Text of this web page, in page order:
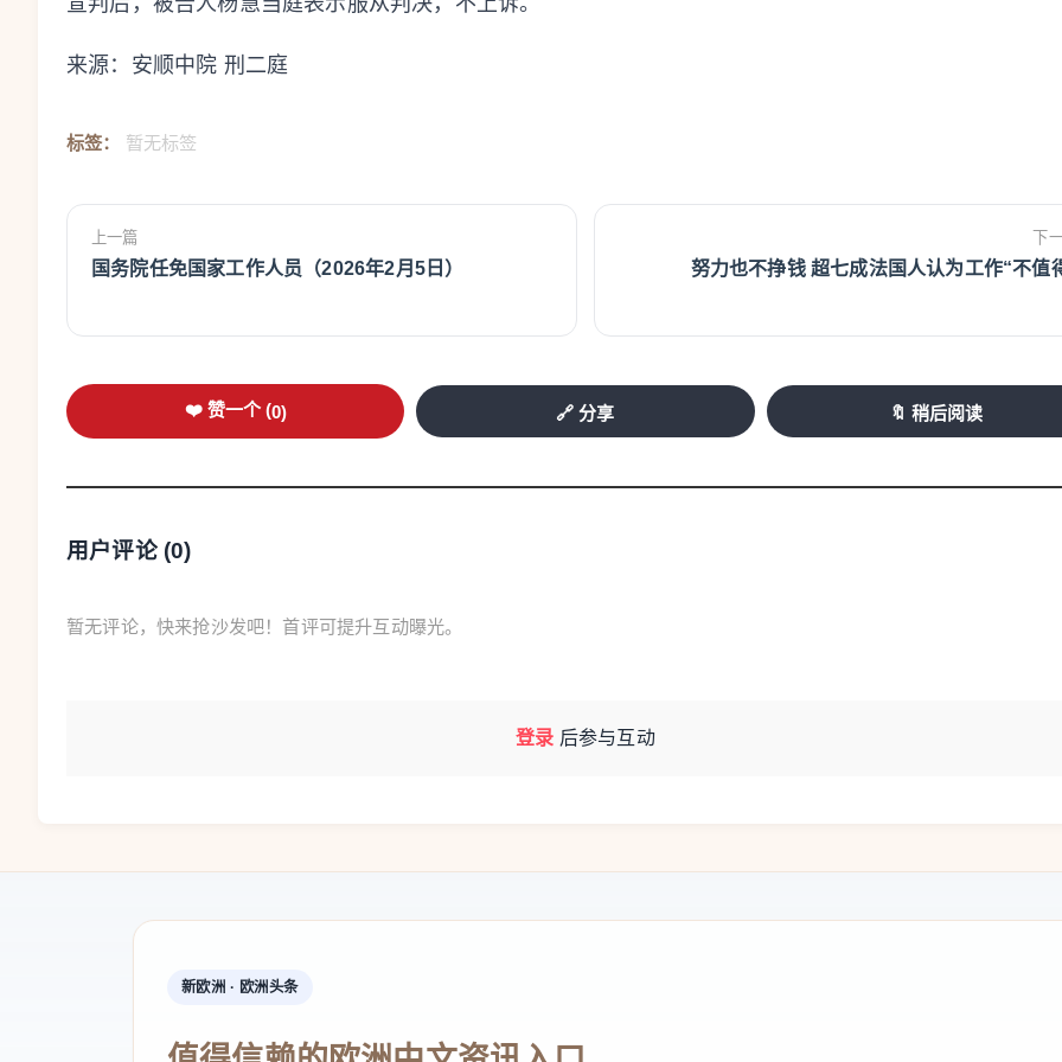
来源：安顺中院 刑二庭
标签： 暂无标签
上一篇
国务院任免国家工作人员（2026年2月5日）
下
努力也不挣钱 超七成法国人认为工作“不值
❤️ 赞一个 (0) 🔗 分享 🔖 稍后阅读
用户评论 (0)
暂无评论，快来抢沙发吧！首评可提升互动曝光。
登录 后参与互动
新欧洲 · 欧洲头条